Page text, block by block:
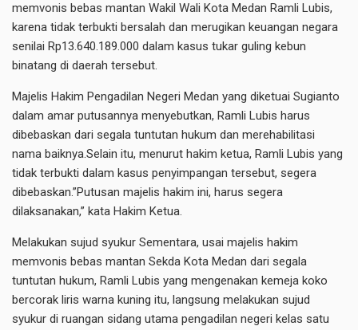
memvonis bebas mantan Wakil Wali Kota Medan Ramli Lubis,
karena tidak terbukti bersalah dan merugikan keuangan negara
senilai Rp13.640.189.000 dalam kasus tukar guling kebun
binatang di daerah tersebut.
Majelis Hakim Pengadilan Negeri Medan yang diketuai Sugianto
dalam amar putusannya menyebutkan, Ramli Lubis harus
dibebaskan dari segala tuntutan hukum dan merehabilitasi
nama baiknya.Selain itu, menurut hakim ketua, Ramli Lubis yang
tidak terbukti dalam kasus penyimpangan tersebut, segera
dibebaskan.”Putusan majelis hakim ini, harus segera
dilaksanakan,” kata Hakim Ketua.
Melakukan sujud syukur Sementara, usai majelis hakim
memvonis bebas mantan Sekda Kota Medan dari segala
tuntutan hukum, Ramli Lubis yang mengenakan kemeja koko
bercorak liris warna kuning itu, langsung melakukan sujud
syukur di ruangan sidang utama pengadilan negeri kelas satu